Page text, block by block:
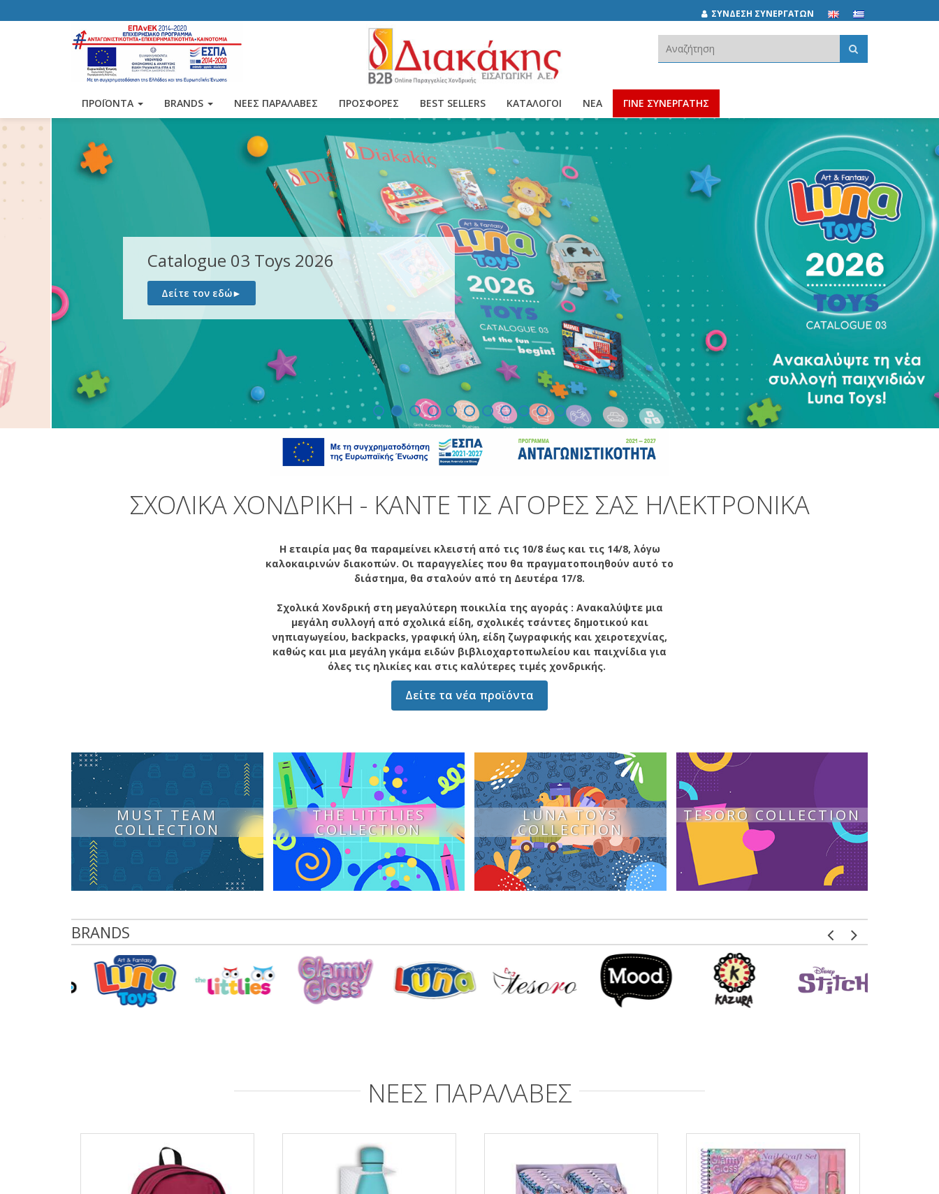
ΣΥΝΔΕΣΗ ΣΥΝΕΡΓΑΤΩΝ
ΠΡΟΪΟΝΤΑ BRANDS ΝΕΕΣ ΠΑΡΑΛΑΒΕΣ ΠΡΟΣΦΟΡΕΣ BEST SELLERS ΚΑΤΆΛΟΓΟΙ ΝΈΑ ΓΙΝΕ ΣΥΝΕΡΓΑΤΗΣ
Αναζήτηση:
Catalogue 03 Toys 2026
Δείτε τον εδώ►
ΣΧΟΛΙΚΆ ΧΟΝΔΡΙΚΉ - ΚΆΝΤΕ ΤΙΣ ΑΓΟΡΈΣ ΣΑΣ ΗΛΕΚΤΡΟΝΙΚΆ
Η εταιρία μας θα παραμείνει κλειστή από τις 10/8 έως και τις 14/8, λόγω
καλοκαιρινών διακοπών. Οι παραγγελίες που θα πραγματοποιηθούν αυτό το
διάστημα, θα σταλούν από τη Δευτέρα 17/8.
Σχολικά Χονδρική στη μεγαλύτερη ποικιλία της αγοράς : Ανακαλύψτε μια
μεγάλη συλλογή από σχολικά είδη, σχολικές τσάντες δημοτικού και
νηπιαγωγείου, backpacks, γραφική ύλη, είδη ζωγραφικής και χειροτεχνίας,
καθώς και μια μεγάλη γκάμα ειδών βιβλιοχαρτοπωλείου και παιχνίδια για
όλες τις ηλικίες και στις καλύτερες τιμές χονδρικής.
Δείτε τα νέα προϊόντα
MUST TEAM
COLLECTION
THE LITTLIES
COLLECTION
LUNA TOYS
COLLECTION
TESORO COLLECTION
BRANDS
ΝΕΕΣ ΠΑΡΑΛΑΒΕΣ